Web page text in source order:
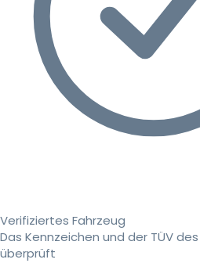
Verifiziertes Fahrzeug
Das Kennzeichen und der TÜV
überprüft